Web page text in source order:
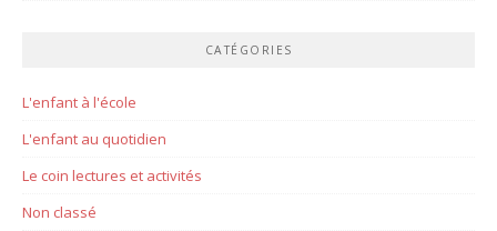
CATÉGORIES
L'enfant à l'école
L'enfant au quotidien
Le coin lectures et activités
Non classé